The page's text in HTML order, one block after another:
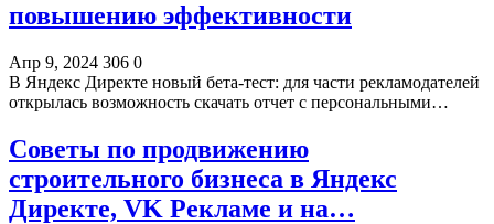
повышению эффективности
Апр 9, 2024 306 0
В Яндекс Директе новый бета-тест: для части рекламодателей
открылась возможность скачать отчет с персональными…
Советы по продвижению
строительного бизнеса в Яндекс
Директе, VK Рекламе и на…